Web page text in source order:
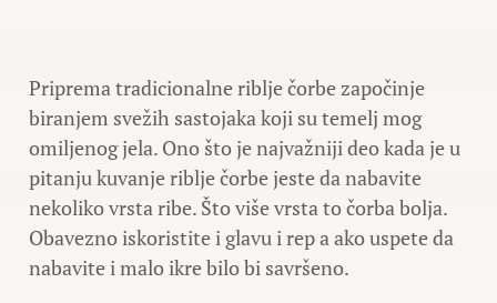
Priprema tradicionalne riblje čorbe započinje
biranjem svežih sastojaka koji su temelj mog
omiljenog jela. Ono što je najvažniji deo kada je u
pitanju kuvanje riblje čorbe jeste da nabavite
nekoliko vrsta ribe. Što više vrsta to čorba bolja.
Obavezno iskoristite i glavu i rep a ako uspete da
nabavite i malo ikre bilo bi savršeno.